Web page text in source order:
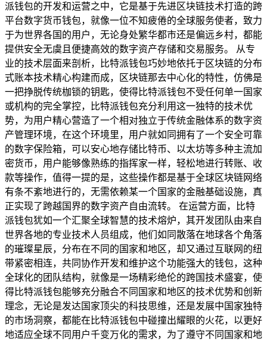
派钱包的开发和运营之中，它是基于先进区块链技术打造的跨
平台数字货币钱包，就像一位不知疲倦的全球服务使者，致力
于为世界各国的用户，无论身处繁华都市还是偏远乡村，都能
提供安全无虞且便捷高效的数字资产存储和交易服务。 从专
业的技术层面来剖析，比特派钱包巧妙地依托于区块链的分布
式账本技术精心构建而成，区块链那去中心化的特性，仿佛是
一把挣脱传统枷锁的钥匙，使得比特派钱包不受任何单一国家
或机构的完全掌控，比特派钱包充分利用这一独特的技术优
势，为用户精心营造了一个相对独立于传统金融体系的数字资
产管理环境，在这个环境里，用户就如同拥有了一个安全可靠
的数字保险箱，可以安心地存储比特币、以太坊等多种主流加
密货币，用户能够像熟练的指挥家一样，轻松地进行转账、收
款等操作，值得一提的是，这些操作都是基于全球区块链网络
有条不紊地进行的，无需依赖某一个国家的金融基础设施，真
正实现了跨越国界的数字资产自由流转。 在运营方面，比特
派钱包犹如一个汇聚全球智慧的技术熔炉，其开发团队由来自
世界各地的专业技术人员组成，他们如同散落在地球各个角落
的璀璨星辰，分布在不同的国家和地区，却又通过互联网的纽
带紧密相连，共同协作开发和维护这个功能强大的钱包，这种
全球化的团队结构，就像是一场精彩绝伦的跨国技术盛宴，使
得比特派钱包能够充分融合不同国家和地区的技术优势和创新
理念，无论是发达国家顶尖的科技思维，还是发展中国家独特
的市场洞察，都能在比特派钱包中碰撞出耀眼的火花，以更好
地适应全球不同用户千变万化的需求，为了遵守不同国家和地